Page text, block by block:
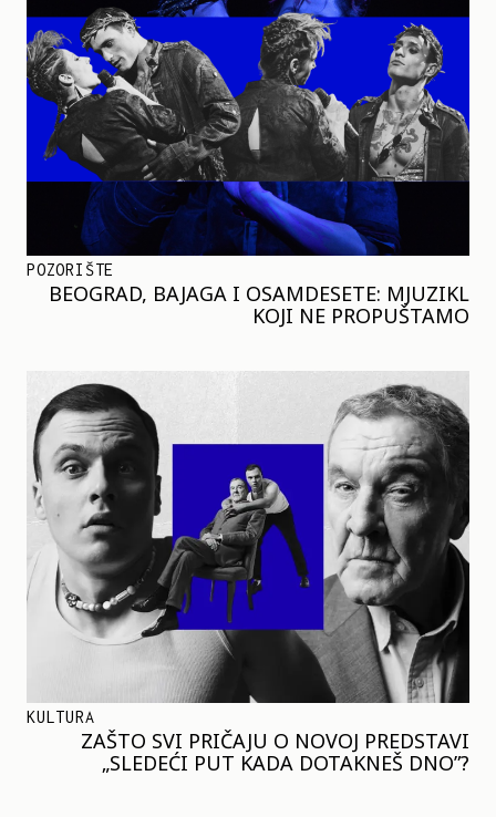
POZORIŠTE
BEOGRAD, BAJAGA I OSAMDESETE: MJUZIKL
KOJI NE PROPUŠTAMO
KULTURA
ZAŠTO SVI PRIČAJU O NOVOJ PREDSTAVI
„SLEDEĆI PUT KADA DOTAKNEŠ DNO”?